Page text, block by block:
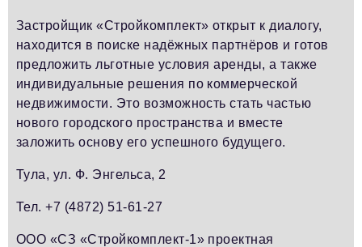
Застройщик «Стройкомплект» открыт к диалогу,
находится в поиске надёжных партнёров и готов
предложить льготные условия аренды, а также
индивидуальные решения по коммерческой
недвижимости. Это возможность стать частью
нового городского пространства и вместе
заложить основу его успешного будущего.
Тула, ул. Ф. Энгельса, 2
Тел. +7 (4872) 51-61-27
ООО «СЗ «Стройкомплект-1» проектная